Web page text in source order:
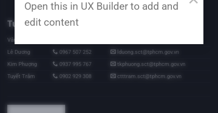
Open this in UX Builder to add and
edit content
Tư vấn đăng ký gian hàng:
Vân Anh
Lê Dương
0967 507 252
lduong.sct@tphcm.gov.vn
Kim Phượng
0937 995 767
tkphuong.sct@tphcm.gov.vn
Tuyết Trâm
0902 929 308 ctttram.sct@tphcm.gov.vn